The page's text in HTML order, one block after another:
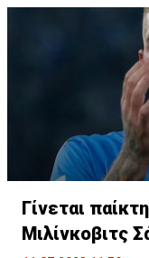
ο ποδοσφαιριστής
Γίνεται
Μιλίνκοβιτς